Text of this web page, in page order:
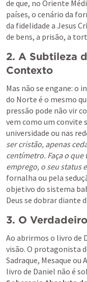
de que, no Oriente
países, o cenário da
da fidelidade a Jesus
de bens, a prisão, a
2. A Subtileza
Contexto
Mas não se engane: o
do Norte é o mesmo
pressão pode não vir
vem como um convite
universidade ou nas
ser cristão, apenas
centímetro. Faça o
emprego, o seu status
fornalha ou pela
objetivo do sistema
Deus se dobrar diante
3. O
Ao abrirmos o livro de
visão. O protagonista
Sadraque, Mesaque ou